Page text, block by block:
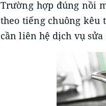
Trường hợp đúng nồi
theo tiếng chuông kêu
cần liên hệ dịch vụ